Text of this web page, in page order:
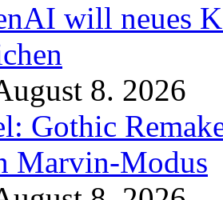
will neues
8. 2026
Gothic
Marvin-Modus